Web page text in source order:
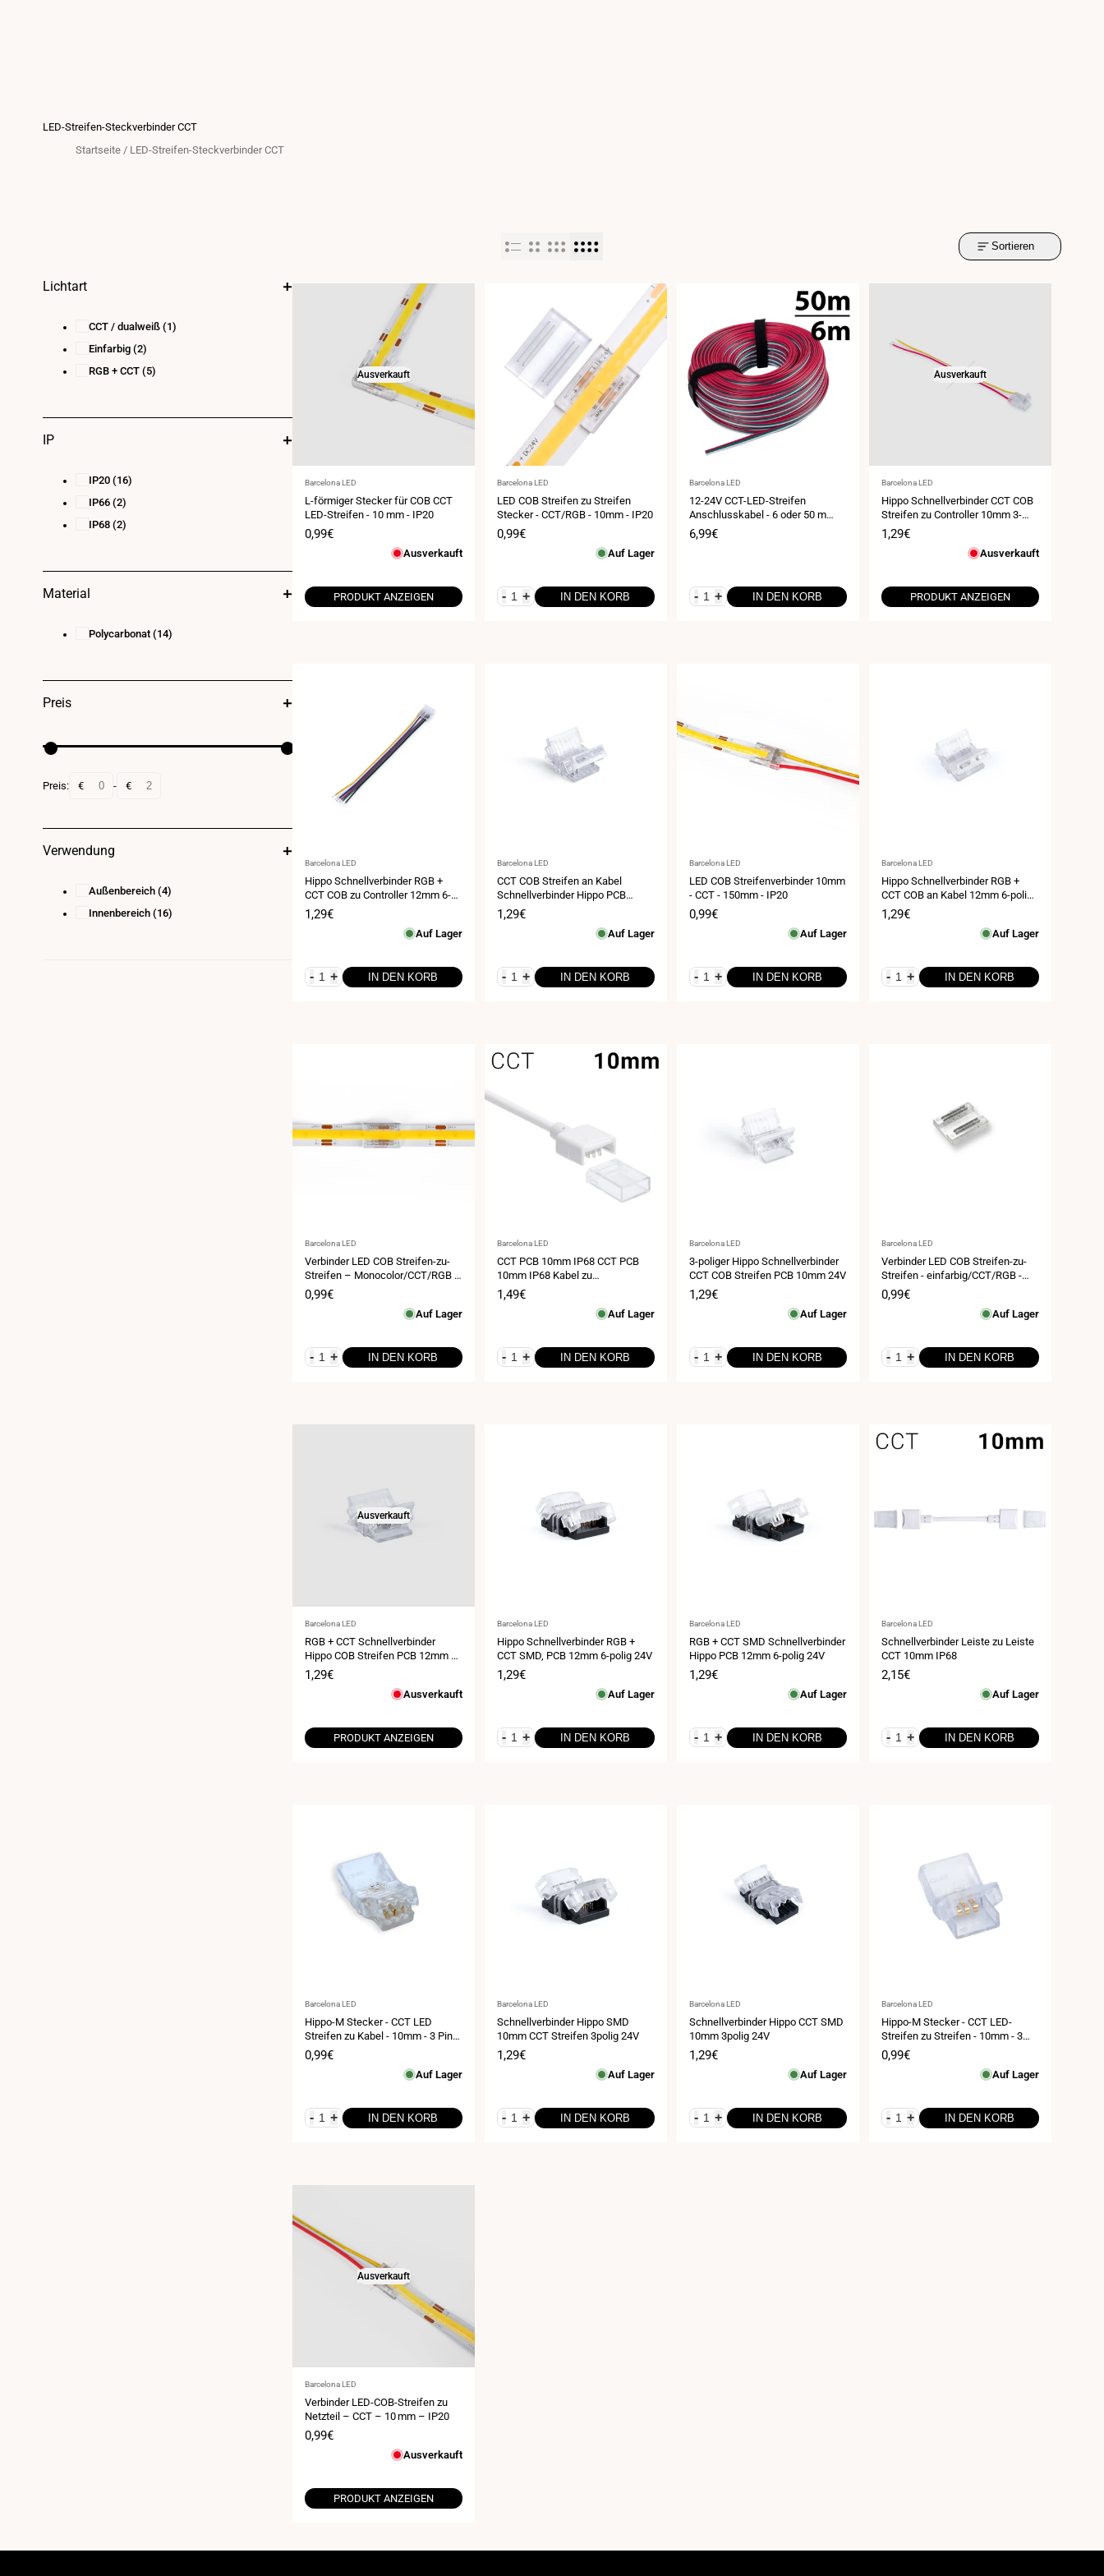
LED-Streifen-Steckverbinder CCT
Startseite / LED-Streifen-Steckverbinder CCT
Sortieren
Ausverkauft
Anbieter:
Barcelona LED
L-förmiger Stecker für COB CCT
LED-Streifen - 10 mm - IP20
Verkaufspreis
0,99€
Ausverkauft
PRODUKT ANZEIGEN
Anbieter:
Barcelona LED
LED COB Streifen zu Streifen
Stecker - CCT/RGB - 10mm - IP20
Verkaufspreis
0,99€
Auf Lager
- + IN DEN KORB
Anbieter:
Barcelona LED
12-24V CCT-LED-Streifen
Anschlusskabel - 6 oder 50 m
lang
Verkaufspreis
6,99€
- + IN DEN KORB
Ausverkauft
Anbieter:
Barcelona LED
Hippo Schnellverbinder CCT COB
Streifen zu Controller 10mm 3-
polig 24V
Verkaufspreis
1,29€
Ausverkauft
PRODUKT ANZEIGEN
Anbieter:
Barcelona LED
Hippo Schnellverbinder RGB +
CCT COB zu Controller 12mm 6-
polig 24V
Verkaufspreis
1,29€
Auf Lager
- + IN DEN KORB
Anbieter:
Barcelona LED
CCT COB Streifen an Kabel
Schnellverbinder Hippo PCB
10mm 3-polig 24V
Verkaufspreis
1,29€
Auf Lager
- + IN DEN KORB
Anbieter:
Barcelona LED
LED COB Streifenverbinder 10mm
- CCT - 150mm - IP20
Verkaufspreis
0,99€
Auf Lager
- + IN DEN KORB
Anbieter:
Barcelona LED
Hippo Schnellverbinder RGB +
CCT COB an Kabel 12mm 6-polig
24V
Verkaufspreis
1,29€
Auf Lager
- + IN DEN KORB
Anbieter:
Barcelona LED
Verbinder LED COB Streifen-zu-
Streifen – Monocolor/CCT/RGB –
10 mm – IP20
Verkaufspreis
0,99€
Auf Lager
- + IN DEN KORB
Anbieter:
Barcelona LED
CCT PCB 10mm IP68 CCT PCB
10mm IP68 Kabel zu
Kabelanschluss
Verkaufspreis
1,49€
Auf Lager
- + IN DEN KORB
Anbieter:
Barcelona LED
3-poliger Hippo Schnellverbinder
CCT COB Streifen PCB 10mm 24V
Verkaufspreis
1,29€
Auf Lager
- + IN DEN KORB
Anbieter:
Barcelona LED
Verbinder LED COB Streifen-zu-
Streifen - einfarbig/CCT/RGB -
12mm - IP20
Verkaufspreis
0,99€
Auf Lager
- + IN DEN KORB
Ausverkauft
Anbieter:
Barcelona LED
RGB + CCT Schnellverbinder
Hippo COB Streifen PCB 12mm 6-
polig 24V
Verkaufspreis
1,29€
Ausverkauft
PRODUKT ANZEIGEN
Anbieter:
Barcelona LED
Hippo Schnellverbinder RGB +
CCT SMD, PCB 12mm 6-polig 24V
Verkaufspreis
1,29€
Auf Lager
- + IN DEN KORB
Anbieter:
Barcelona LED
RGB + CCT SMD Schnellverbinder
Hippo PCB 12mm 6-polig 24V
Verkaufspreis
1,29€
Auf Lager
- + IN DEN KORB
Anbieter:
Barcelona LED
Schnellverbinder Leiste zu Leiste
CCT 10mm IP68
Verkaufspreis
2,15€
Auf Lager
- + IN DEN KORB
Anbieter:
Barcelona LED
Hippo-M Stecker - CCT LED
Streifen zu Kabel - 10mm - 3 Pins
- IP66
Verkaufspreis
0,99€
Auf Lager
- + IN DEN KORB
Anbieter:
Barcelona LED
Schnellverbinder Hippo SMD
10mm CCT Streifen 3polig 24V
Verkaufspreis
1,29€
Auf Lager
- + IN DEN KORB
Anbieter:
Barcelona LED
Schnellverbinder Hippo CCT SMD
10mm 3polig 24V
Verkaufspreis
1,29€
Auf Lager
- + IN DEN KORB
Anbieter:
Barcelona LED
Hippo-M Stecker - CCT LED-
Streifen zu Streifen - 10mm - 3
Pins - IP66
Verkaufspreis
0,99€
Auf Lager
- + IN DEN KORB
Ausverkauft
Anbieter:
Barcelona LED
Verbinder LED-COB-Streifen zu
Netzteil – CCT – 10 mm – IP20
Verkaufspreis
0,99€
Ausverkauft
PRODUKT ANZEIGEN
Lichtart
CCT / dualweiß (1)
Einfarbig (2)
RGB + CCT (5)
IP
IP20 (16)
IP66 (2)
IP68 (2)
Material
Polycarbonat (14)
Preis
Preis: € - €
Verwendung
Außenbereich (4)
Innenbereich (16)